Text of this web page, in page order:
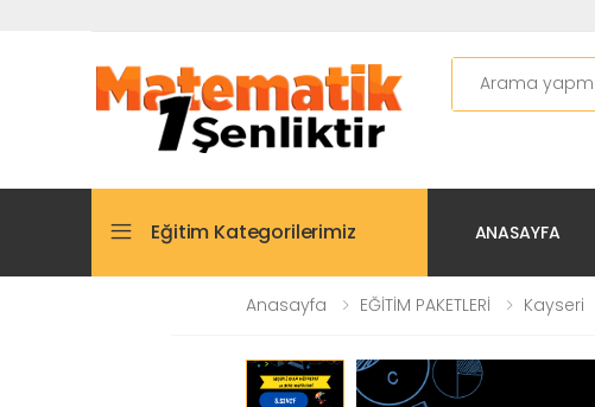
Ara
Eğitim Kategorilerimiz ANASAYFA
Anasayfa EĞİTİM PAKETLERİ Kayseri